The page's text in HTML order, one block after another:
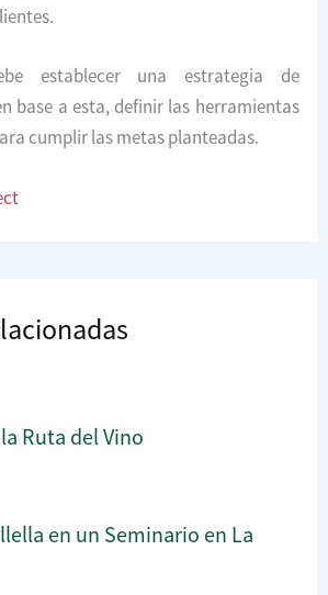
establecer una estrategia de
base a esta, definir las herramientas
cumplir las metas planteadas.
Ruta del Vino
en un Seminario en La